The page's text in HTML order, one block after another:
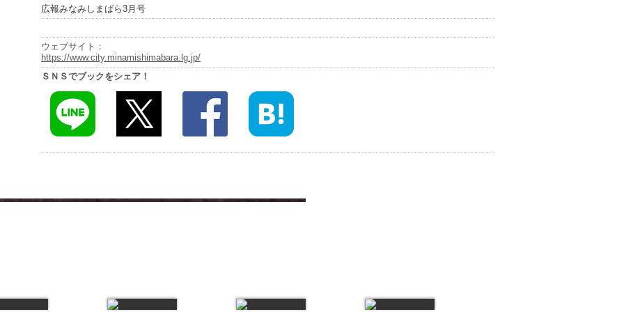
広報みなみしまばら3月号
ウェブサイト：
https://www.city.minamishimabara.lg.jp/
ＳＮＳでブックをシェア！